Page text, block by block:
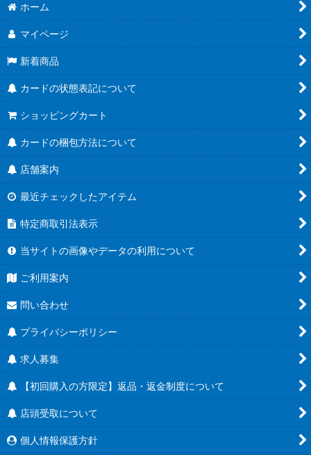
ホーム
マイページ
新着商品
カードの状態表記について
ショッピングカート
カードの梱包方法について
店舗案内
最近チェックしたアイテム
特定商取引法表示
当サイトの画像やデータの利用について
ご利用案内
問い合わせ
プライバシーポリシー
求人募集
【初回購入の方限定】返品・返金制度について
店頭受取について
個人情報保護方針